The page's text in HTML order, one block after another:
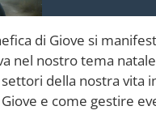
di Giove si
nel nostro tema
della nostra vita
e come gestire